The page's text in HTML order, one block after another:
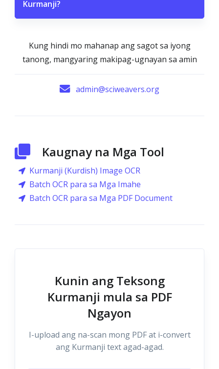
Kurmanji?
Kung hindi mo mahanap ang sagot sa iyong
tanong, mangyaring makipag-ugnayan sa amin
admin@sciweavers.org
Kaugnay na Mga Tool
Kurmanji (Kurdish) Image OCR
Batch OCR para sa Mga Imahe
Batch OCR para sa Mga PDF Document
Kunin ang Teksong
Kurmanji mula sa PDF
Ngayon
I-upload ang na-scan mong PDF at i-convert
ang Kurmanji text agad-agad.